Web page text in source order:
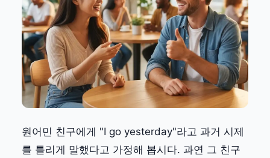
원어민 친구에게 "I go yesterday"라고 과거 시제
를 틀리게 말했다고 가정해 봅시다. 과연 그 친구